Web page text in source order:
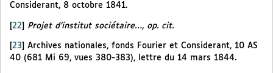
Considerant, 8 octobre 1841.
[22] Projet d’institut sociétaire…, op. cit.
23
Archives nationales, fonds Fourier et Considerant, 10 AS
40 (681 Mi 69, vues 380-383), lettre du 14 mars 1844.